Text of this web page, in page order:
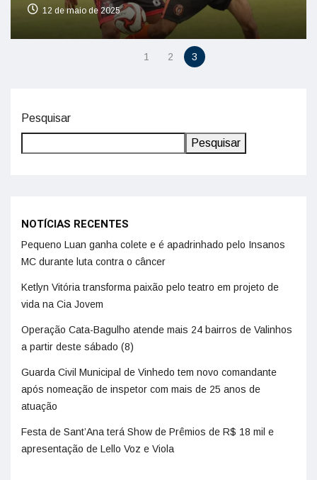
12 de maio de 2025
1 2 3
Pesquisar
Pesquisar
NOTÍCIAS RECENTES
Pequeno Luan ganha colete e é apadrinhado pelo Insanos
MC durante luta contra o câncer
Ketlyn Vitória transforma paixão pelo teatro em projeto de
vida na Cia Jovem
Operação Cata-Bagulho atende mais 24 bairros de Valinhos
a partir deste sábado (8)
Guarda Civil Municipal de Vinhedo tem novo comandante
após nomeação de inspetor com mais de 25 anos de
atuação
Festa de Sant’Ana terá Show de Prêmios de R$ 18 mil e
apresentação de Lello Voz e Viola